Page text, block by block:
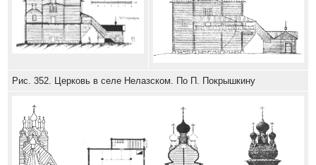
Рис. 352. Церковь в селе Нелазском. По П. Покрышкину